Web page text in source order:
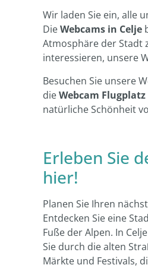
Wir laden Sie ein, alle
DieWebcams in Celje
Atmosphäre der Stadt
interessieren, unsere
Besuchen Sie unsere
dieWebcam Flugplatz
natürliche Schönheit
Erleben Sie
hier!
Planen Sie Ihren
Entdecken Sie eine
Fuße der Alpen. In
Sie durch die alten
Märkte und Festivals,